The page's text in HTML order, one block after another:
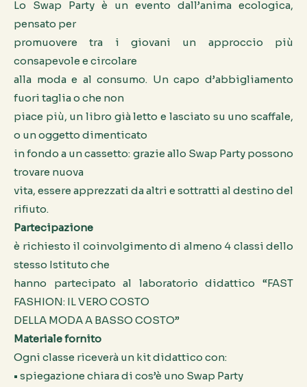
Lo Swap Party è un evento dall’anima ecologica,
pensato per
promuovere tra i giovani un approccio più
consapevole e circolare
alla moda e al consumo. Un capo d’abbigliamento
fuori taglia o che non
piace più, un libro già letto e lasciato su uno scaffale,
o un oggetto dimenticato
in fondo a un cassetto: grazie allo Swap Party possono
trovare nuova
vita, essere apprezzati da altri e sottratti al destino del
rifiuto.
Partecipazione
è richiesto il coinvolgimento di almeno 4 classi dello
stesso Istituto che
hanno partecipato al laboratorio didattico “FAST
FASHION: IL VERO COSTO
DELLA MODA A BASSO COSTO”
Materiale fornito
Ogni classe riceverà un kit didattico con:
• spiegazione chiara di cos’è uno Swap Party